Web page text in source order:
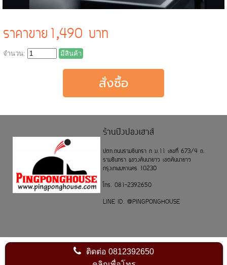
ราคาขาย 1,490 บาท
จำนวน: มีสินค้า
ร้านปิงปองเฮาส์
ปตท.ถนนรามอินทรา ก ม.11 เลขที่ 673/4 ถ.
รามอินทรา แขวงคันนายาว เขตคันนายาว
กรุงเทพมหานคร 10230
โทร. 081-2392650
LINE ID. @PINGPONGHOUSE
ติดต่อ0812392650